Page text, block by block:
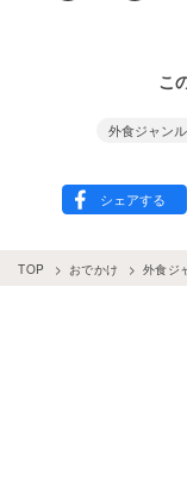
こ
外食ジャンル
TOP おでかけ 外食ジ